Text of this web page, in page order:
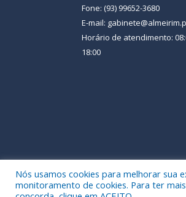
Fone: (93) 99652-3680
E-mail:
Horário de atendimento:
18:00
Todos os direitos
Nós usamos cookies para melhorar sua
monitoramento de cookies. Para ter